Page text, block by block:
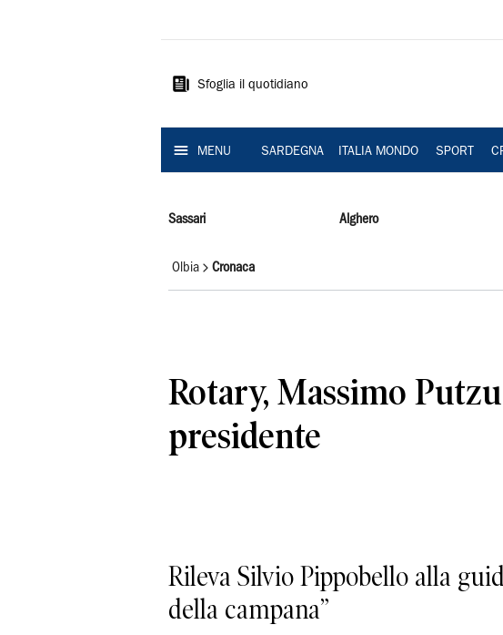
Sardegna
Sfoglia il quotidiano
MENU SARDEGNA ITALIA MONDO SPORT
Sassari Alghero
Olbia Cronaca
Rotary, Massimo
presidente
Rileva Silvio Pippobello alla
della campana”